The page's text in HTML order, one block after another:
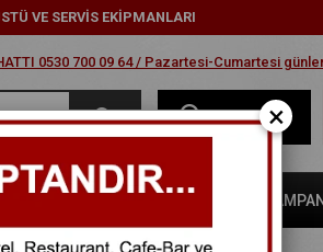
VE SERVİS EKİPMANLARI
0530 700 09 64 / Pazartesi-Cumartesi
NEREDE FIRSATLAR
×